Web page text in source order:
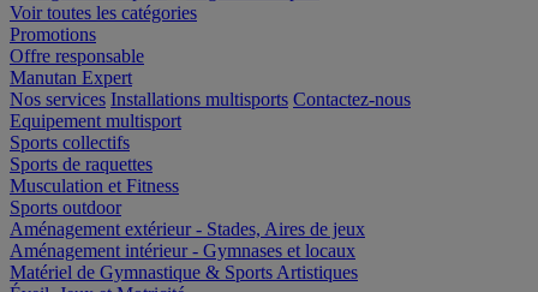
Voir toutes les catégories
Promotions
Offre responsable
Manutan Expert
Nos services Installations multisports Contactez-nous
Equipement multisport
Sports collectifs
Sports de raquettes
Musculation et Fitness
Sports outdoor
Aménagement extérieur - Stades, Aires de jeux
Aménagement intérieur - Gymnases et locaux
Matériel de Gymnastique & Sports Artistiques